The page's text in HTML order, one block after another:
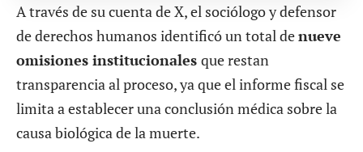
A través de su cuenta de X, el sociólogo y defensor
de derechos humanos identificó un total denueve
omisiones institucionales que restan
transparencia al proceso, ya que el informe fiscal se
limita a establecer una conclusión médica sobre la
causa biológica de la muerte.